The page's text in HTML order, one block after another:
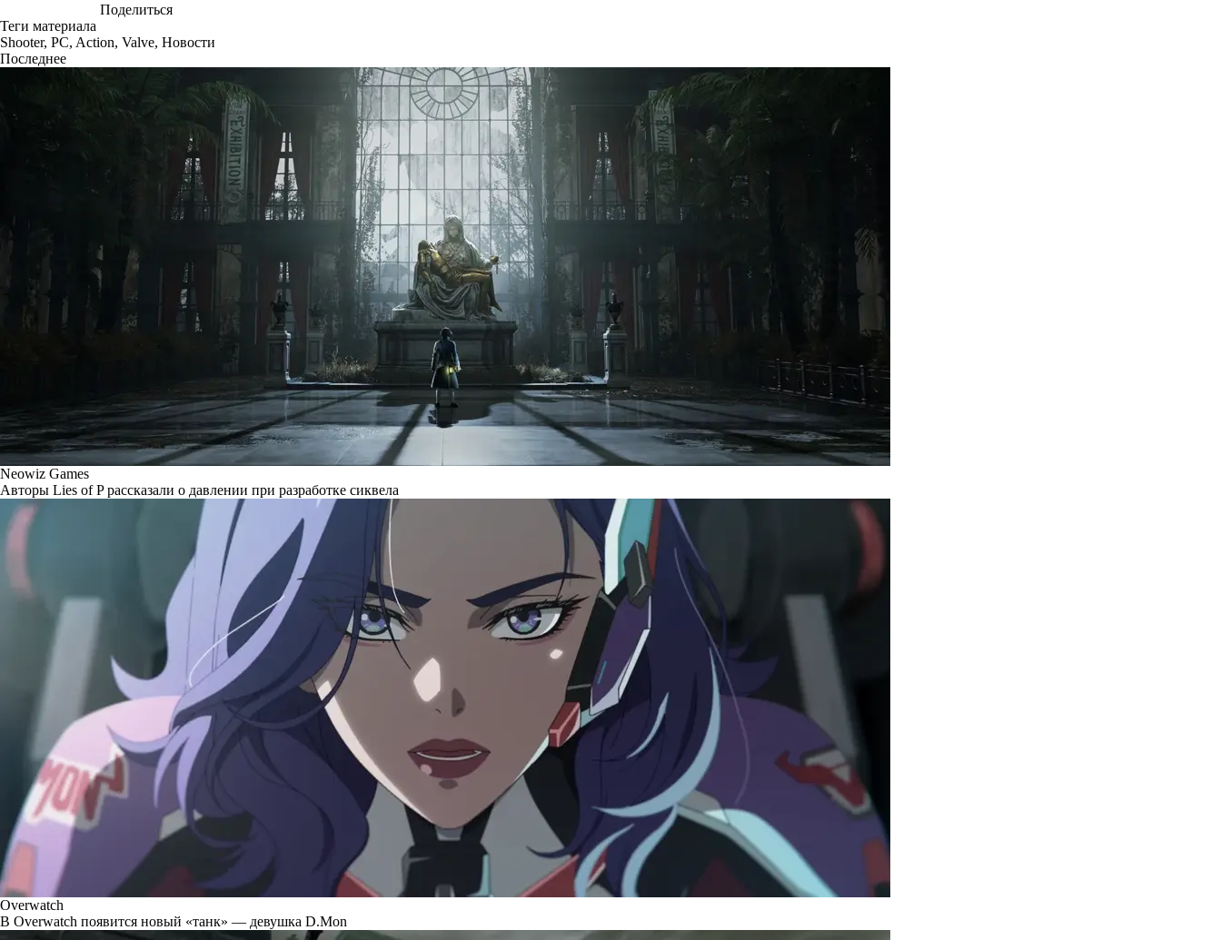
Поделиться
Теги материала
Shooter, PC, Action, Valve, Новости
Последнее
Neowiz Games
Авторы Lies of P рассказали о давлении при разработке сиквела
Overwatch
В Overwatch появится новый «танк» — девушка D.Mon